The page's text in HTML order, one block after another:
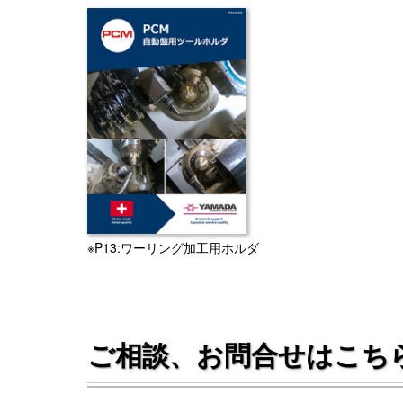
※P13:ワーリング加工用ホルダ
ご相談、お問合せはこち